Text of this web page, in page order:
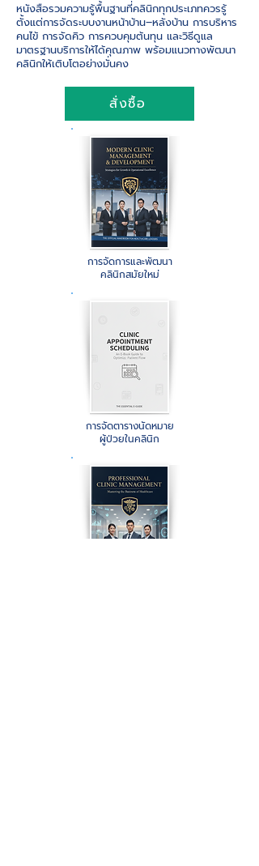
หนังสือรวมความรู้พื้นฐานที่คลินิกทุกประเภทควรรู้
ตั้งแต่การจัดระบบงานหน้าบ้าน–หลังบ้าน การบริหาร
คนไข้ การจัดคิว การควบคุมต้นทุน และวิธีดูแล
มาตรฐานบริการให้ได้คุณภาพ พร้อมแนวทางพัฒนา
คลินิกให้เติบโตอย่างมั่นคง
สั่งซื้อ
การจัดการและพัฒนา
คลินิกสมัยใหม่
การจัดตารางนัดหมาย
ผู้ป่วยในคลินิก